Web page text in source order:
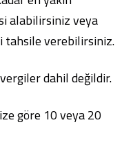
Portalı
Yatırımcı İlişkileri
Ürün ve Hizmet Ücretleri
alabilirsiniz veya
tahsile verebilirsiniz.
dahil değildir.
göre 10 veya 20